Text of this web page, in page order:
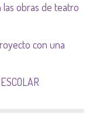
las obras de teatro
con una